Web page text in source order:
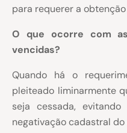
para requerer a
O que ocorre com
vencidas?
Quando há o
pleiteado liminarmente
seja cessada,
negativação cadastral do